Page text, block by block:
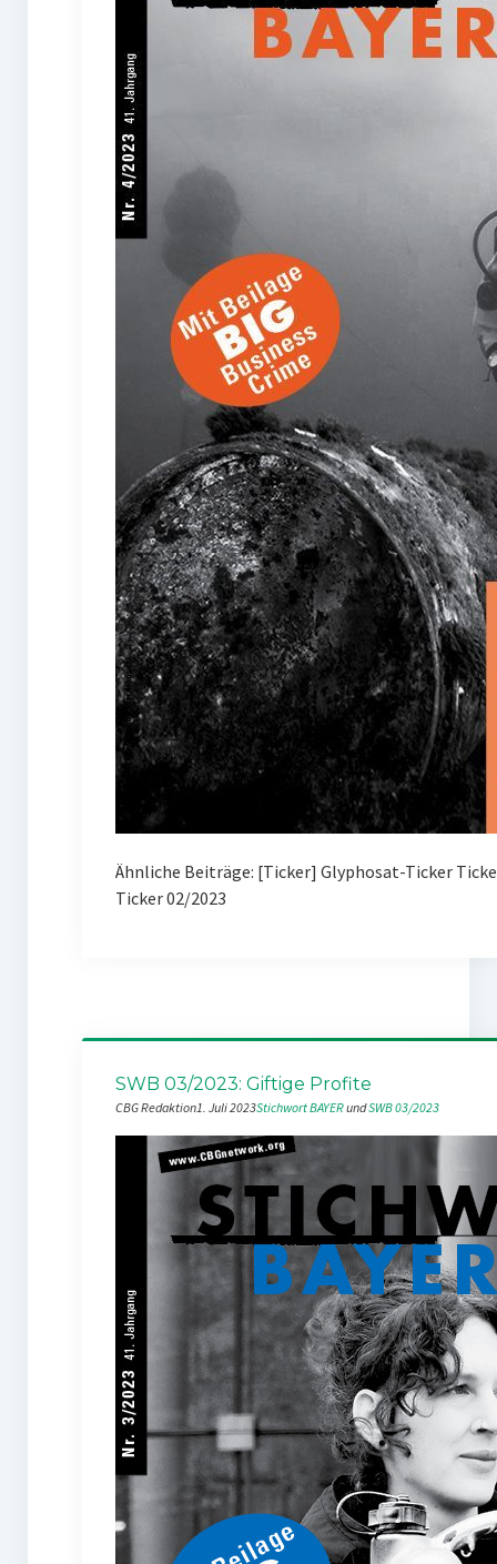
Ähnliche Beiträge: [Ticker] Glyphosat-Ticker
Ticker 02/2023
SWB 03/2023: Giftige Profite
CBG Redaktion1. Juli 2023Stichwort BAYER und SWB 03/2023